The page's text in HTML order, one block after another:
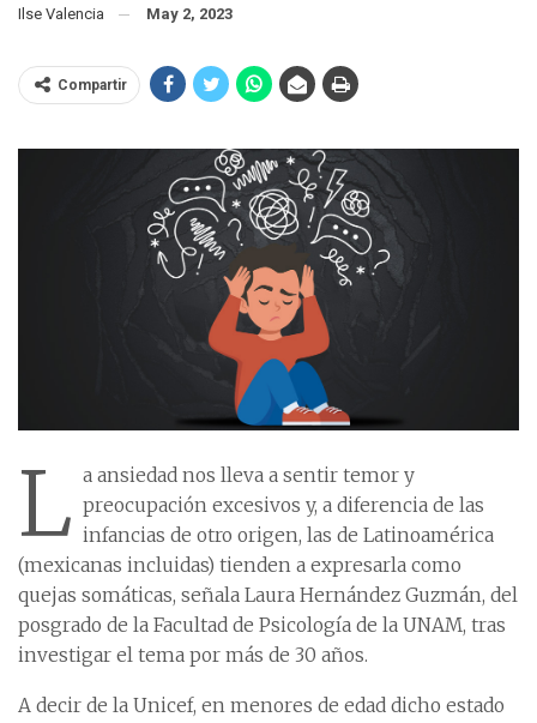
Ilse Valencia May 2, 2023
Compartir
L a ansiedad nos lleva a sentir temor y
preocupación excesivos y, a diferencia de las
infancias de otro origen, las de Latinoamérica
(mexicanas incluidas) tienden a expresarla como
quejas somáticas, señala Laura Hernández Guzmán, del
posgrado de la Facultad de Psicología de la UNAM, tras
investigar el tema por más de 30 años.
A decir de la Unicef, en menores de edad dicho estado